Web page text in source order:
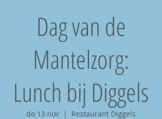
Dag van de
Mantelzorg:
Lunch bij Diggels
do 13 nov
  |
Restaurant Diggels